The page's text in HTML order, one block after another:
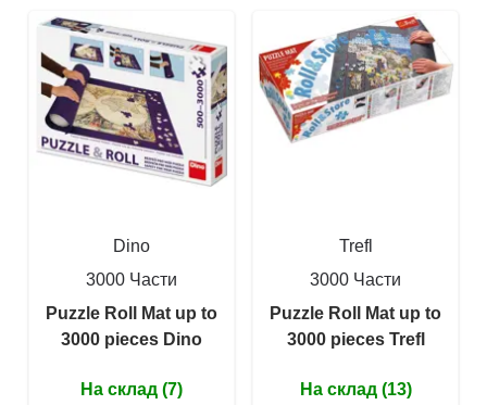
Dino
3000 Части
Puzzle Roll Mat up to
3000 pieces Dino
На склад (7)
Trefl
3000 Части
Puzzle Roll Mat up to
3000 pieces Trefl
На склад (13)